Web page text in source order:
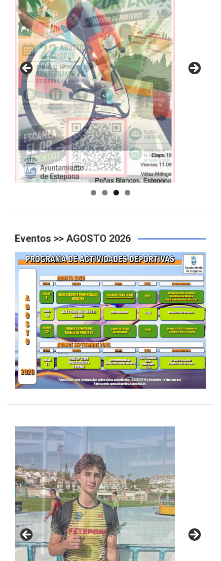
GUIA DE INSTALACIONES DEPORTIVAS
Eventos >> AGOSTO 2026